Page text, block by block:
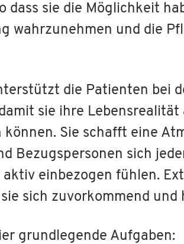
dass sie die Möglichkeit
wahrzunehmen und die
die Patienten bei
sie ihre
Sie schafft eine
Bezugspersonen sich
einbezogen fühlen.
sich zuvorkommend und
grundlegende Aufgaben: